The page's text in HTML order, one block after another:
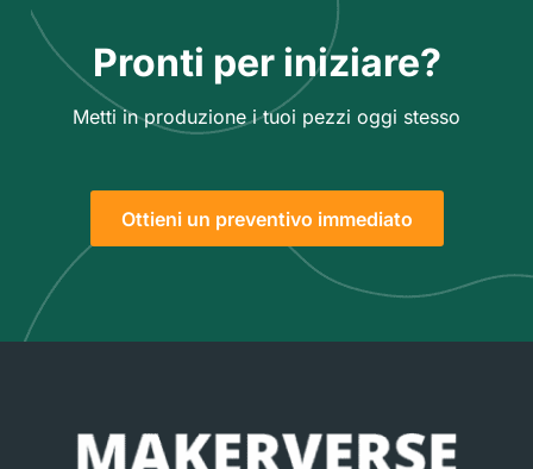
Pronti per iniziare?
Metti in produzione i tuoi pezzi oggi stesso
Ottieni un preventivo immediato